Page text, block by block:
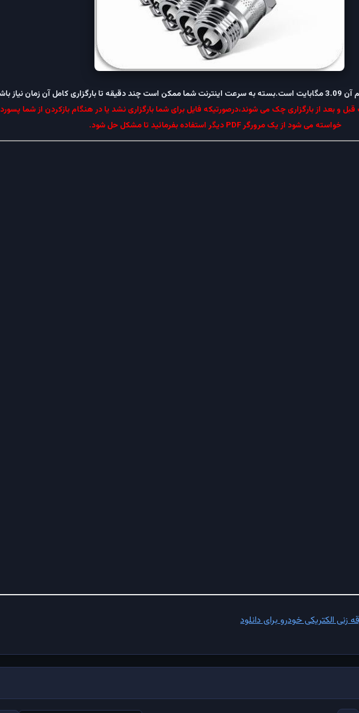
و بعد از بارگزاری چک می شوند،درصورتیکه فایل برای شما بارگزاری نشد یا در هنگام بازکردن از شما پسورد
خواسته می شود از یک مرورگر PDF دیگر استفاده بفرمائید تا مشکل حل شود.
الکتریکی خودرو برای دانلود